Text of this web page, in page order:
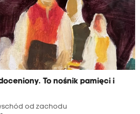
To nośnik pamięci i
od zachodu